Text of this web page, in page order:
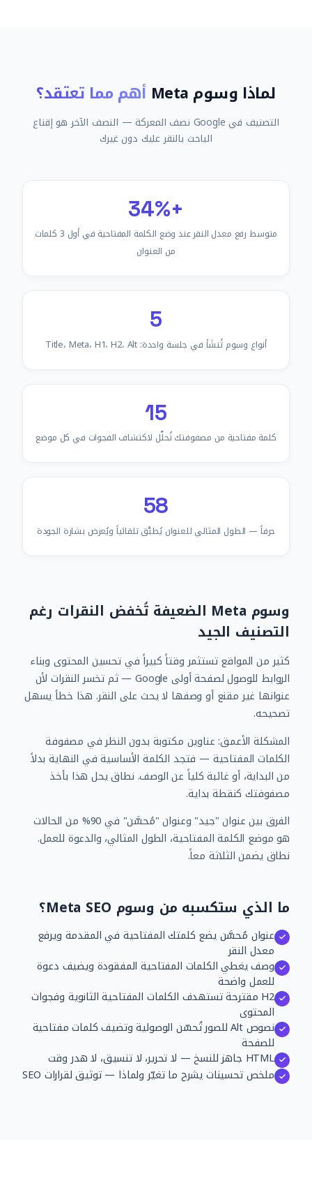
لماذا وسوم Meta أهم مما تعتقد؟
التصنيف في Google نصف المعركة — النصف الآخر هو إقناع
الباحث بالنقر عليك دون غيرك
+34%
متوسط رفع معدل النقر عند وضع الكلمة المفتاحية في أول 3 كلمات
من العنوان
5
أنواع وسوم تُنشَأ في جلسة واحدة: Title، Meta، H1، H2، Alt
15
كلمة مفتاحية من مصفوفتك تُحلَّل لاكتشاف الفجوات في كل موضع
58
حرفاً — الطول المثالي للعنوان يُطبَّق تلقائياً ويُعرض بشارة الجودة
وسوم Meta الضعيفة تُخفض النقرات رغم
التصنيف الجيد
كثير من المواقع تستثمر وقتاً كبيراً في تحسين المحتوى وبناء
الروابط للوصول لصفحة أولى Google — ثم تخسر النقرات لأن
عنوانها غير مقنع أو وصفها لا يحث على النقر. هذا خطأ يسهل
تصحيحه.
المشكلة الأعمق: عناوين مكتوبة بدون النظر في مصفوفة
الكلمات المفتاحية — فتجد الكلمة الأساسية في النهاية بدلاً
من البداية، أو غائبة كلياً عن الوصف. نطاق يحل هذا بأخذ
مصفوفتك كنقطة بداية.
الفرق بين عنوان "جيد" وعنوان "مُحسَّن" في 90% من الحالات
هو موضع الكلمة المفتاحية، الطول المثالي، والدعوة للعمل.
نطاق يضمن الثلاثة معاً.
ما الذي ستكسبه من وسوم Meta SEO؟
عنوان مُحسَّن يضع كلمتك المفتاحية في المقدمة ويرفع
معدل النقر
وصف يغطي الكلمات المفتاحية المفقودة ويضيف دعوة
للعمل واضحة
H2 مقترحة تستهدف الكلمات المفتاحية الثانوية وفجوات
المحتوى
نصوص Alt للصور تُحسّن الوصولية وتضيف كلمات مفتاحية
للصفحة
HTML جاهز للنسخ — لا تحرير، لا تنسيق، لا هدر وقت
ملخص تحسينات يشرح ما تغيّر ولماذا — توثيق لقرارات SEO